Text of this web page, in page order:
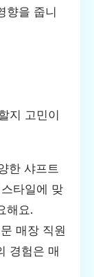
향을 줍니
지 고민이
한 샤프트
타일에 맞
해요.
매장 직원
경험은 매